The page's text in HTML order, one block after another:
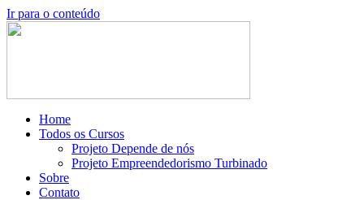
Ir para o conteúdo
Home
Todos os Cursos
Projeto Depende de nós
Projeto Empreendedorismo Turbinado
Sobre
Contato